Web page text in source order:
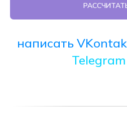
написать
Telegram